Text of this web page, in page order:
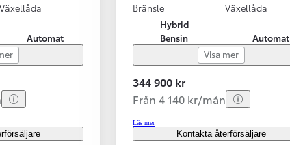
Växellåda
Automat
Bränsle
Hybrid
Bensin
Växellåda
Automat
Visa mer
344 900 kr
Från 4 140 kr/mån
Läs mer
Kontakta återförsäljare